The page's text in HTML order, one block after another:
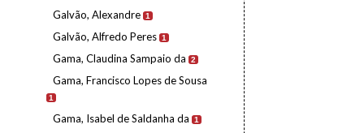
Galvão, Alexandre 1
Galvão, Alfredo Peres 1
Gama, Claudina Sampaio da 2
Gama, Francisco Lopes de Sousa
1
Gama, Isabel de Saldanha da 1